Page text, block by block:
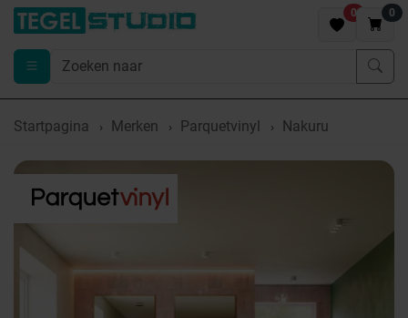
0 0
Startpagina Merken Parquetvinyl Nakuru